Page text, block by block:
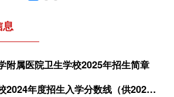
息
附属医院卫生学校2025年招生简章
宁波外事学校2024年度招生入学分数线（供2025年考生参考）